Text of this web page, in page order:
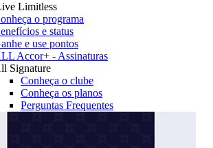
Limitless
o programa
e status
e use pontos
Accor+ - Assinaturas
Signature
Conheça o clube
Conheça os planos
Perguntas Frequentes